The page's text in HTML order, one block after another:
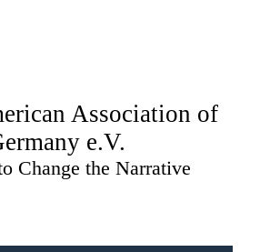
Association of
e.V.
Change the Narrative